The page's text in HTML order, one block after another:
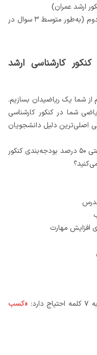
معادلات مرتبه اول و دوم (به‌طور متوسط ۳ سوال در
کارشناسی ارشد
شما یک ریاضیدان بسازیم.
شما در کنکور کارشناسی
اصلی‌ترین دلیل دانشجویان
حال تصور کنید که با یک آموزش بیست‌ساعتی ۵۰ درصد بودجه‌بندی کنکور
افزایش مهارت
«کسب